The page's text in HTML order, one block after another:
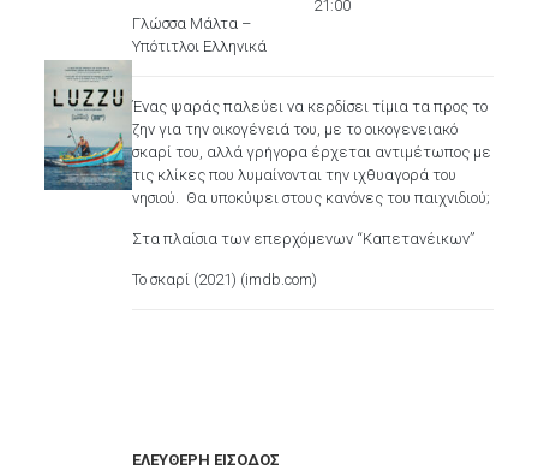
Γλώσσα Μάλτα –
Υπότιτλοι Ελληνικά
21:00
Ένας ψαράς παλεύει να κερδίσει τίμια τα προς το
ζην για την οικογένειά του, με το οικογενειακό
σκαρί του, αλλά γρήγορα έρχεται αντιμέτωπος με
τις κλίκες που λυμαίνονται την ιχθυαγορά του
νησιού. Θα υποκύψει στους κανόνες του παιχνιδιού;
Στα πλαίσια των επερχόμενων “Καπετανέικων”
Το σκαρί (2021) (imdb.com)
ΕΛΕΥΘΕΡΗ ΕΙΣΟΔΟΣ